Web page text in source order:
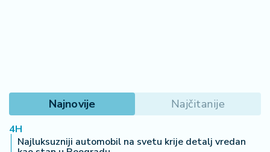
Najnovije Najčitanije
4H
Najluksuzniji automobil na svetu krije detalj vredan